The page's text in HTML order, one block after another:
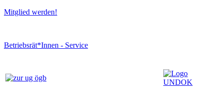
Mitglied werden!
Betriebsrät*Innen - Service